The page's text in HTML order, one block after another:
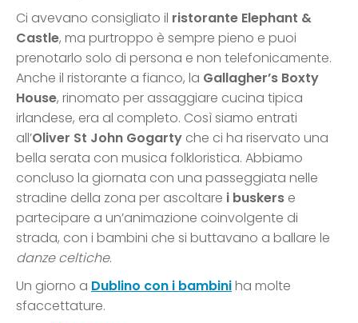
Ci avevano consigliato il ristorante Elephant &
Castle, ma purtroppo è sempre pieno e puoi
prenotarlo solo di persona e non telefonicamente.
Anche il ristorante a fianco, la Gallagher’s Boxty
House, rinomato per assaggiare cucina tipica
irlandese, era al completo. Così siamo entrati
all’Oliver St John Gogarty che ci ha riservato una
bella serata con musica folkloristica. Abbiamo
concluso la giornata con una passeggiata nelle
stradine della zona per ascoltare i buskers e
partecipare a un’animazione coinvolgente di
strada, con i bambini che si buttavano a ballare le
danze celtiche.
Un giorno a Dublino con i bambiniha molte
sfaccettature.